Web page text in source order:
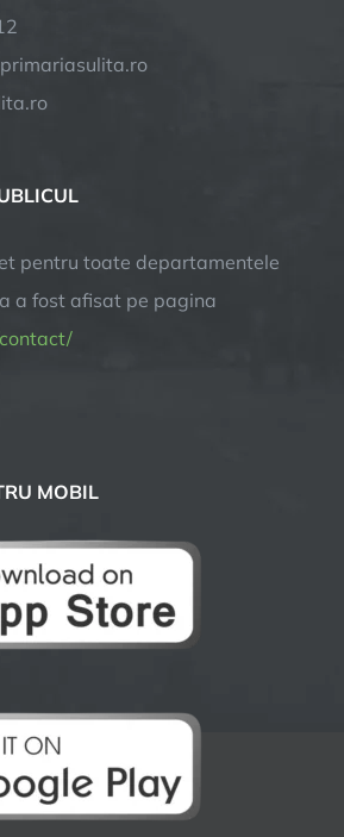
pentru toate departamentele
a fost afisat pe pagina
MOBIL